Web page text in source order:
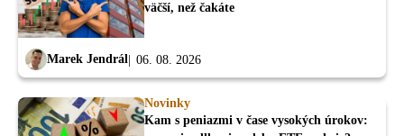
väčší, než čakáte
Marek Jendrál 06. 08. 2026
Novinky
Kam s peniazmi v čase vysokých úrokov: